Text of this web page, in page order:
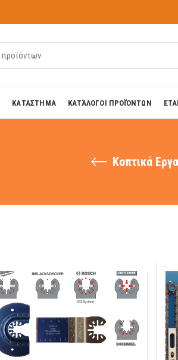
ΚΑΤΑΣΤΗΜΑ ΚΑΤΆΛΟΓΟΙ ΠΡΟΪΌΝΤΩΝ
Κοπτικά